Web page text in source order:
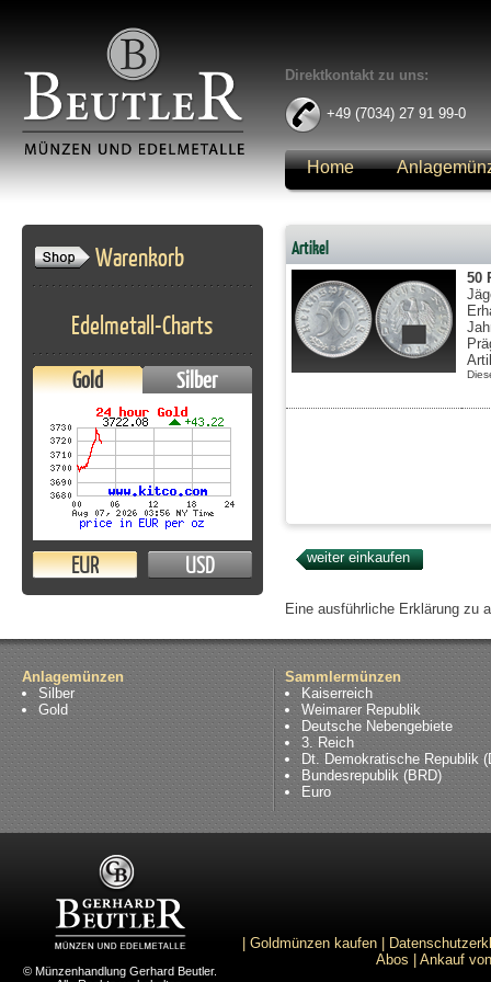
Direktkontakt zu uns:
+49 (7034) 27 91 99-0
Home
Warenkorb
Edelmetall-Charts
Gold Silber
EUR USD
Artikel
50
Eine ausführliche Erklärung zu
Anlagemünzen
Silber
Gold
Sammlermünzen
Kaiserreich
Weimarer Republik
Deutsche Nebengebiete
3. Reich
Dt. Demokratische Republik
Bundesrepublik (BRD)
Euro
© Münzenhandlung Gerhard Beutler.
Goldmünzen kaufen
Abos
Ankauf